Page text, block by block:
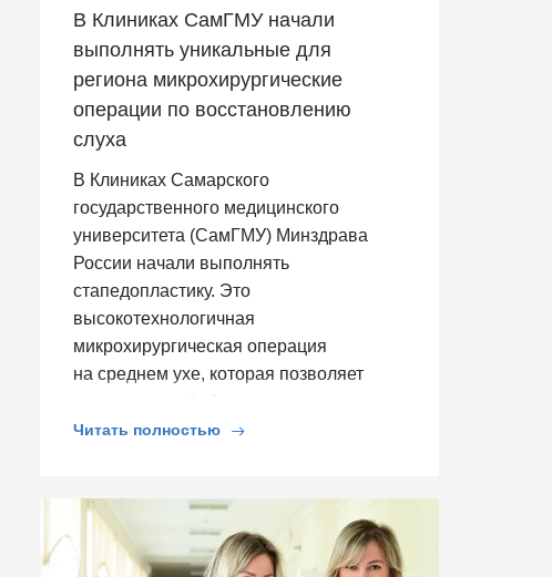
В Клиниках СамГМУ начали
выполнять уникальные для
региона микрохирургические
операции по восстановлению
слуха
В Клиниках Самарского
государственного медицинского
университета (СамГМУ) Минздрава
России начали выполнять
стапедопластику. Это
высокотехнологичная
микрохирургическая операция
на среднем ухе, которая позволяет
Читать полностью